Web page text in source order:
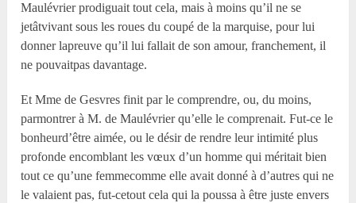
Maulévrier prodiguait tout cela, mais à moins qu’il ne se
jetâtvivant sous les roues du coupé de la marquise, pour lui
donner lapreuve qu’il lui fallait de son amour, franchement, il
ne pouvaitpas davantage.
Et Mme de Gesvres finit par le comprendre, ou, du moins,
parmontrer à M. de Maulévrier qu’elle le comprenait. Fut-ce le
bonheurd’être aimée, ou le désir de rendre leur intimité plus
profonde encomblant les vœux d’un homme qui méritait bien
tout ce qu’une femmecomme elle avait donné à d’autres qui ne
le valaient pas, fut-cetout cela qui la poussa à être juste envers